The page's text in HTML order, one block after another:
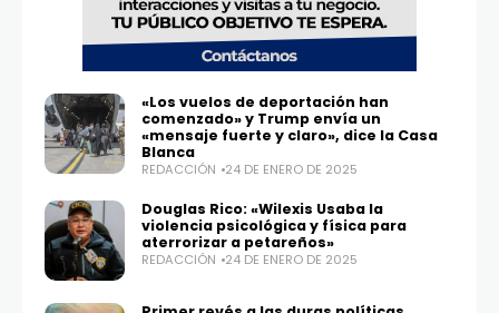
«Los vuelos de deportación han
comenzado» y Trump envía un
«mensaje fuerte y claro», dice la Casa
Blanca
REDACCIÓN 24 DE ENERO DE 2025
Douglas Rico: «Wilexis Usaba la
violencia psicológica y física para
aterrorizar a petareños»
REDACCIÓN 24 DE ENERO DE 2025